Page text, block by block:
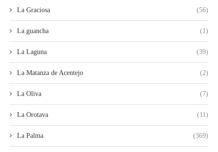
La Graciosa (56)
La guancha (1)
La Laguna (39)
La Matanza de Acentejo (2)
La Oliva (7)
La Orotava (11)
La Palma (369)